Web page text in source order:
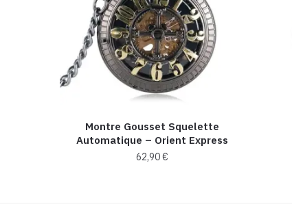
Montre Gousset Squelette
Automatique – Orient Express
62,90€